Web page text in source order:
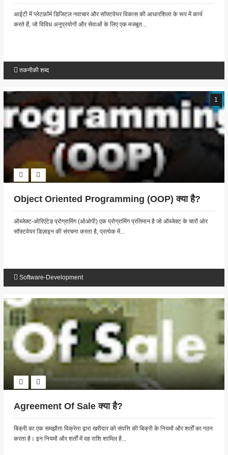
आईटी में प्लेटफ़ॉर्म डिजिटल नवाचार और सॉफ़्टवेयर विकास की आधारशिला के रूप में कार्य
करते हैं, जो विविध अनुप्रयोगों और सेवाओं के लिए एक मजबूत...
तकनीकी शब्द
1
Object Oriented Programming (OOP) क्या है?
ऑब्जेक्ट-ओरिएंटेड प्रोग्रामिंग (ओओपी) एक प्रोग्रामिंग प्रतिमान है जो ऑब्जेक्ट के चारों ओर
सॉफ़्टवेयर डिज़ाइन की संरचना करता है, प्रत्येक में...
Software-Development
Agreement Of Sale क्या है?
बिक्री का एक समझौता विक्रेता द्वारा खरीदार को संपत्ति की बिक्री के नियमों और शर्तों का गठन
करता है। इन नियमों और शर्तों में वह राशि शामिल है...